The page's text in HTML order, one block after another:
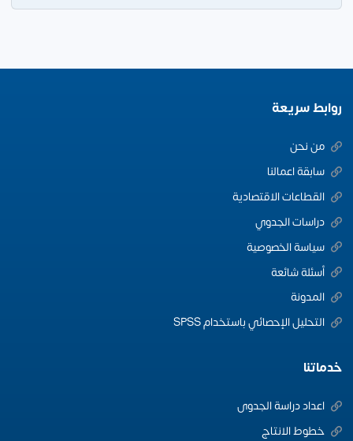
روابط سريعة
من نحن
سابقة اعمالنا
القطاعات الاقتصادية
دراسات الجدوي
سياسة الخصوصية
أسئلة شائعة
المدونة
التحليل الإحصائي باستخدام SPSS
خدماتنا
اعداد دراسة الجدوى
خطوط الانتاج